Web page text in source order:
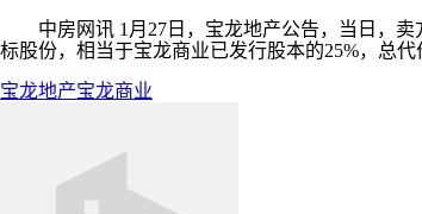
中房网讯 1月27日，宝龙地产公告，当日，卖方
标股份，相当于宝龙商业已发行股本的25%，总
宝龙地产宝龙商业